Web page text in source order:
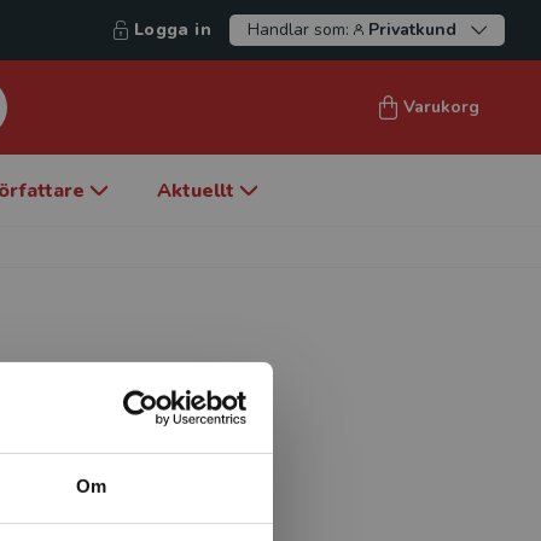
Om
Logga in Handlar som: Privatkund
Varukorg
Aktuellt